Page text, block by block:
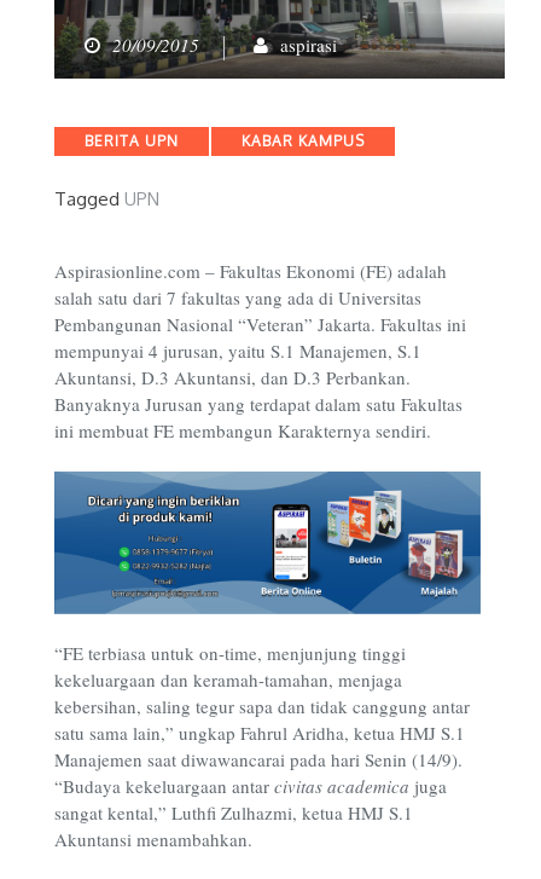
20/09/2015 aspirasi
Categories
BERITA UPN KABAR KAMPUS
Tagged UPN
Aspirasionline.com – Fakultas Ekonomi (FE) adalah
salah satu dari 7 fakultas yang ada di Universitas
Pembangunan Nasional “Veteran” Jakarta. Fakultas ini
mempunyai 4 jurusan, yaitu S.1 Manajemen, S.1
Akuntansi, D.3 Akuntansi, dan D.3 Perbankan.
Banyaknya Jurusan yang terdapat dalam satu Fakultas
ini membuat FE membangun Karakternya sendiri.
“FE terbiasa untuk on-time, menjunjung tinggi
kekeluargaan dan keramah-tamahan, menjaga
kebersihan, saling tegur sapa dan tidak canggung antar
satu sama lain,” ungkap Fahrul Aridha, ketua HMJ S.1
Manajemen saat diwawancarai pada hari Senin (14/9).
“Budaya kekeluargaan antar civitas academica juga
sangat kental,” Luthfi Zulhazmi, ketua HMJ S.1
Akuntansi menambahkan.